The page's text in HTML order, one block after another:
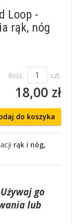
Loop -
rąk, nóg
Ilość: szt.
18,00 zł
do koszyka
rąk i nóg,
go
lub